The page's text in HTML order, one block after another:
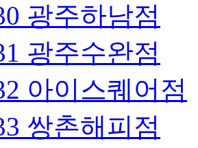
광주하남점
광주수완점
아이스퀘어점
쌍촌해피점